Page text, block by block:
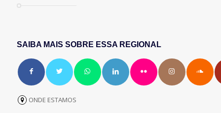
SAIBA MAIS SOBRE ESSA REGIONAL
ONDE ESTAMOS